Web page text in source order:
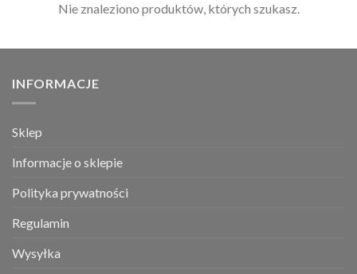
Nie znaleziono produktów, których szukasz.
INFORMACJE
Sklep
Informacje o sklepie
Polityka prywatności
Regulamin
Wysyłka